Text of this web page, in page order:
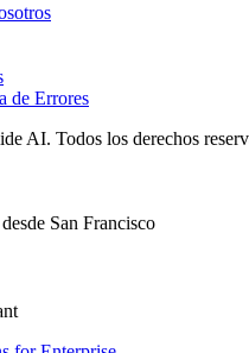
de Errores
AI. Todos los derechos
San Francisco